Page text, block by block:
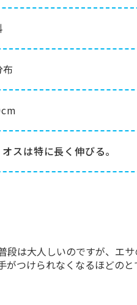
スは特に長く伸びる。
は大人しいのですが、エ
つけられなくなるほどの